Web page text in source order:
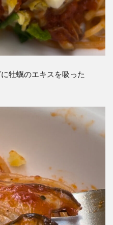
牡蠣のエキスを吸った